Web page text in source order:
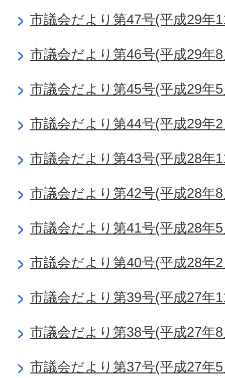
市議会だより第47号(平成29年
市議会だより第46号(平成29年
市議会だより第45号(平成29年
市議会だより第44号(平成29年
市議会だより第43号(平成28年
市議会だより第42号(平成28年
市議会だより第41号(平成28年
市議会だより第40号(平成28年
市議会だより第39号(平成27年
市議会だより第38号(平成27年
市議会だより第37号(平成27年